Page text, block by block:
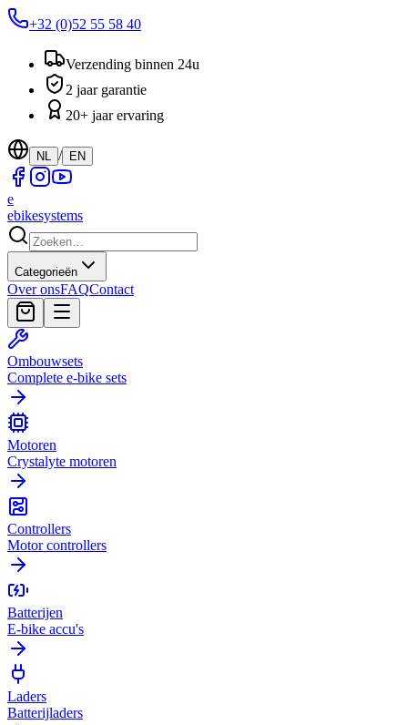
+32 (0)52 55 58 40
Verzending binnen 24u
2 jaar garantie
20+ jaar ervaring
NL / EN
e
ebikesystems
Categorieën
Over onsFAQContact
Ombouwsets
Complete e-bike sets
Motoren
Crystalyte motoren
Controllers
Motor controllers
Batterijen
E-bike accu's
Laders
Batterijladers